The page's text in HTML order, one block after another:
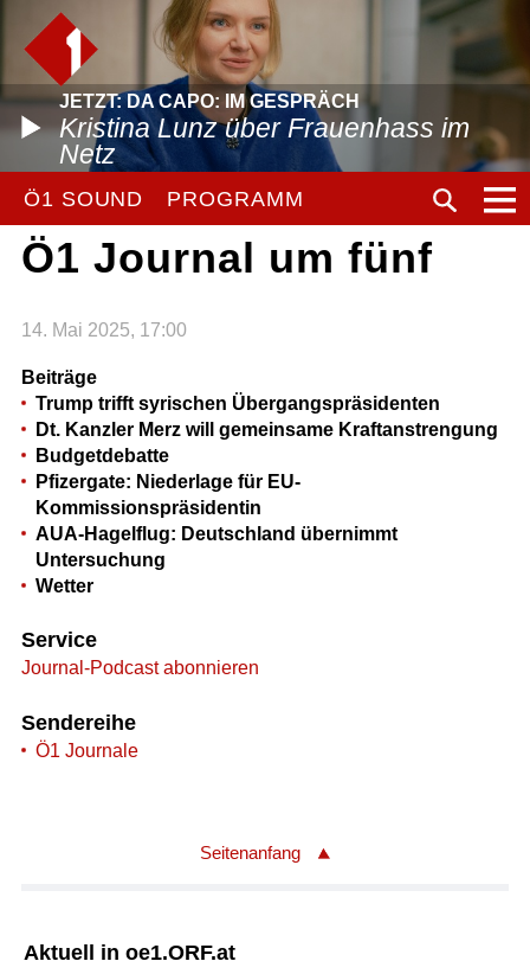
JETZT: DA CAPO: IM GESPRÄCH
Kristina Lunz über Frauenhass im
Netz
Ö1 SOUND PROGRAMM
Ö1 Journal um fünf
14. Mai 2025, 17:00
Beiträge
Trump trifft syrischen Übergangspräsidenten
Dt. Kanzler Merz will gemeinsame Kraftanstrengung
Budgetdebatte
Pfizergate: Niederlage für EU-
Kommissionspräsidentin
AUA-Hagelflug: Deutschland übernimmt
Untersuchung
Wetter
Service
Journal-Podcast abonnieren
Sendereihe
Ö1 Journale
Seitenanfang
Aktuell in oe1.ORF.at